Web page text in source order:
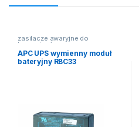
zasilacze awaryjne do
komputerów
APC UPS wymienny moduł
bateryjny RBC33